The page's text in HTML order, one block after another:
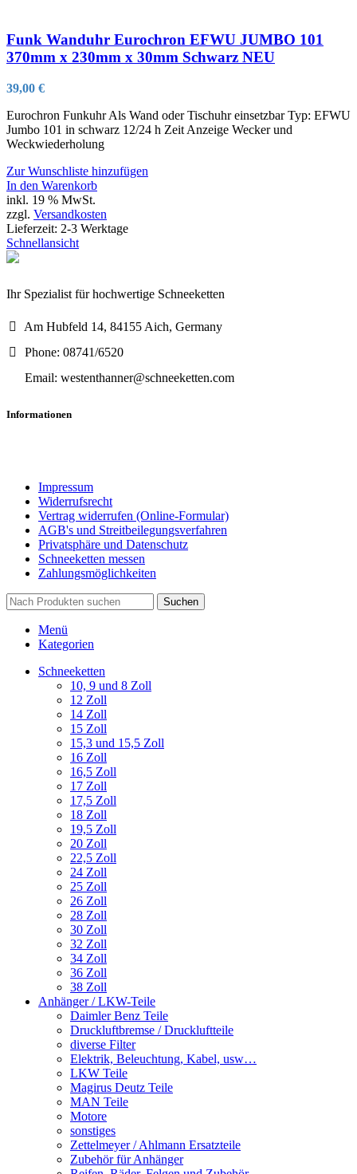
Funk Wanduhr Eurochron EFWU JUMBO 101
370mm x 230mm x 30mm Schwarz NEU
39,00 €
Eurochron Funkuhr Als Wand oder Tischuhr einsetzbar Typ: EFWU
Jumbo 101 in schwarz 12/24 h Zeit Anzeige Wecker und
Weckwiederholung
Zur Wunschliste hinzufügen
In den Warenkorb
inkl. 19 % MwSt.
zzgl. Versandkosten
Lieferzeit: 2-3 Werktage
Schnellansicht
Ihr Spezialist für hochwertige Schneeketten
Am Hubfeld 14, 84155 Aich, Germany
Phone: 08741/6520
Email: westenthanner@schneeketten.com
Informationen
Impressum
Widerrufsrecht
Vertrag widerrufen (Online-Formular)
AGB's und Streitbeilegungsverfahren
Privatsphäre und Datenschutz
Schneeketten messen
Zahlungsmöglichkeiten
Suchen
Menü
Kategorien
Schneeketten
10, 9 und 8 Zoll
12 Zoll
14 Zoll
15 Zoll
15,3 und 15,5 Zoll
16 Zoll
16,5 Zoll
17 Zoll
17,5 Zoll
18 Zoll
19,5 Zoll
20 Zoll
22,5 Zoll
24 Zoll
25 Zoll
26 Zoll
28 Zoll
30 Zoll
32 Zoll
34 Zoll
36 Zoll
38 Zoll
Anhänger / LKW-Teile
Daimler Benz Teile
Druckluftbremse / Druckluftteile
diverse Filter
Elektrik, Beleuchtung, Kabel, usw…
LKW Teile
Magirus Deutz Teile
MAN Teile
Motore
sonstiges
Zettelmeyer / Ahlmann Ersatzteile
Zubehör für Anhänger